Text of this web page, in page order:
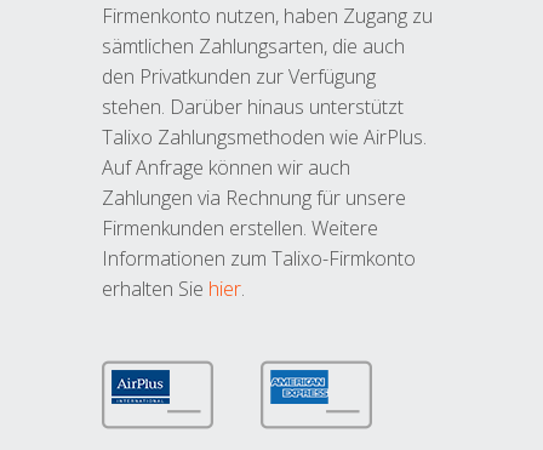
Firmenkonto nutzen, haben Zugang zu
sämtlichen Zahlungsarten, die auch
den Privatkunden zur Verfügung
stehen. Darüber hinaus unterstützt
Talixo Zahlungsmethoden wie AirPlus.
Auf Anfrage können wir auch
Zahlungen via Rechnung für unsere
Firmenkunden erstellen. Weitere
Informationen zum Talixo-Firmkonto
erhalten Sie hier.